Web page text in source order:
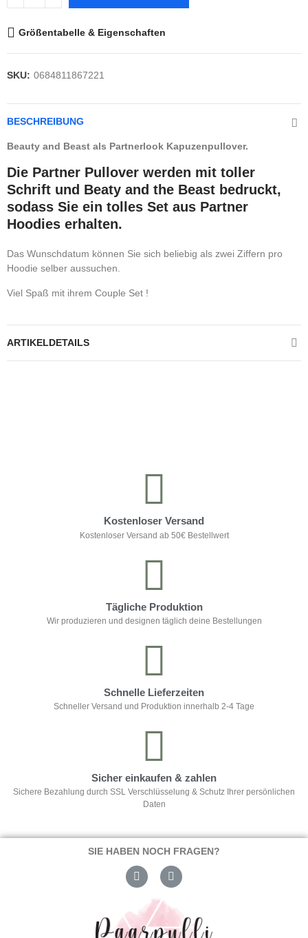
Größentabelle & Eigenschaften
SKU: 0684811867221
BESCHREIBUNG
Beauty and Beast als Partnerlook Kapuzenpullover.
Die Partner Pullover werden mit toller
Schrift und Beaty and the Beast bedruckt,
sodass Sie ein tolles Set aus Partner
Hoodies erhalten.
Das Wunschdatum können Sie sich beliebig als zwei Ziffern pro
Hoodie selber aussuchen.
Viel Spaß mit ihrem Couple Set !
ARTIKELDETAILS
Kostenloser Versand
Kostenloser Versand ab 50€ Bestellwert
Tägliche Produktion
Wir produzieren und designen täglich deine Bestellungen
Schnelle Lieferzeiten
Schneller Versand und Produktion innerhalb 2-4 Tage
Sicher einkaufen & zahlen
Sichere Bezahlung durch SSL Verschlüsselung & Schutz Ihrer persönlichen
Daten
SIE HABEN NOCH FRAGEN?